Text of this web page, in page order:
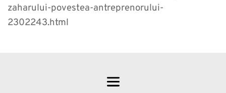
zaharului-povestea-antreprenorului-
2302243.html